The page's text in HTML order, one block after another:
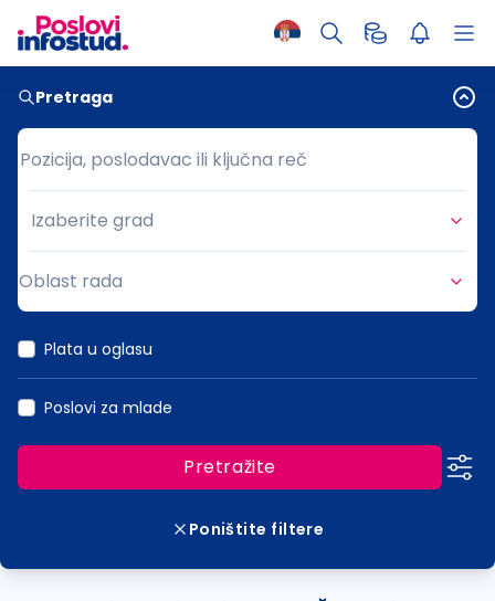
Pretraga
Pozicija, poslodavac ili ključna reč
Pozicija, poslodavac ili ključna reč
Grad
Izaberite grad
Oblast rada
Plata u oglasu
Poslovi za mlade
Pretražite
Poništite filtere